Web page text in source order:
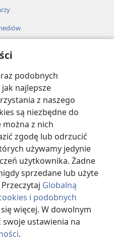
podobnych
najlepsze
z naszego
są niezbędne do
można z nich
zgodę lub odrzucić
używamy jedynie
użytkownika. Żadne
sprzedane lub użyte
Globalną
i podobnych
więcej. W dowolnym
ustawienia na
.
Tract Society of Pennsylvania.
PRYWATNOŚCI